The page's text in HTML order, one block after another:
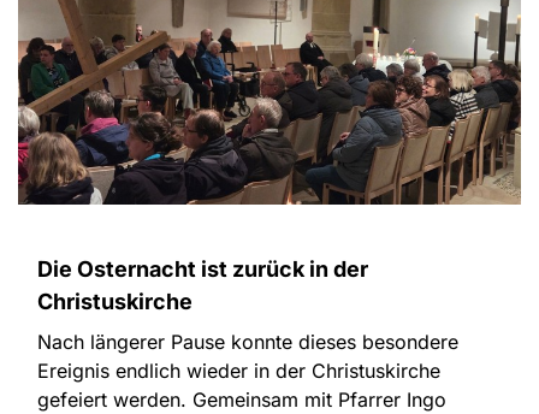
Die Osternacht ist zurück in der
Christuskirche
Nach längerer Pause konnte dieses besondere
Ereignis endlich wieder in der Christuskirche
gefeiert werden. Gemeinsam mit Pfarrer Ingo